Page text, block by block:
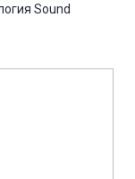
Sound